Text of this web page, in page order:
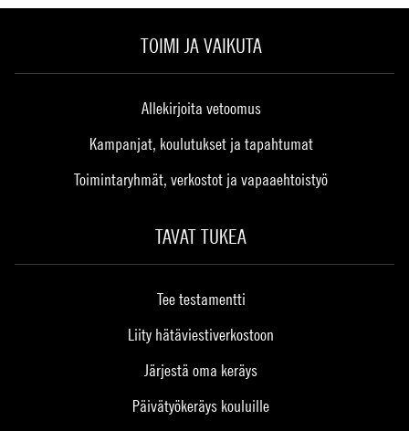
TOIMI JA VAIKUTA
Allekirjoita vetoomus
Kampanjat, koulutukset ja tapahtumat
Toimintaryhmät, verkostot ja vapaaehtoistyö
TAVAT TUKEA
Tee testamentti
Liity hätäviestiverkostoon
Järjestä oma keräys
Päivätyökeräys kouluille